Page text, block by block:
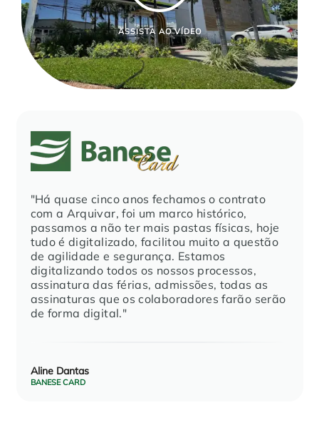
ASSISTA AO VÍDEO
"Há quase cinco anos fechamos o contrato
com a Arquivar, foi um marco histórico,
passamos a não ter mais pastas físicas, hoje
tudo é digitalizado, facilitou muito a questão
de agilidade e segurança. Estamos
digitalizando todos os nossos processos,
assinatura das férias, admissões, todas as
assinaturas que os colaboradores farão serão
de forma digital."
Aline Dantas
BANESE CARD